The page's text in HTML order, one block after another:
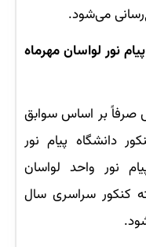
می‌شود.
نور لواسان مهرماه
صرفاً بر اساس سوابق
دانشگاه پیام نور
پیام نور واحد لواسان
کنکور سراسری سال